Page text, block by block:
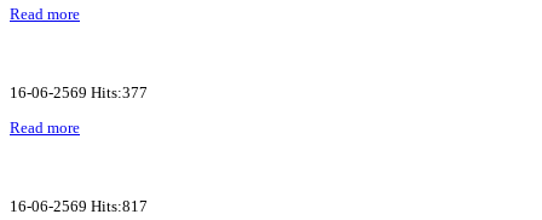
Read more
16-06-2569 Hits:377
Read more
16-06-2569 Hits:817